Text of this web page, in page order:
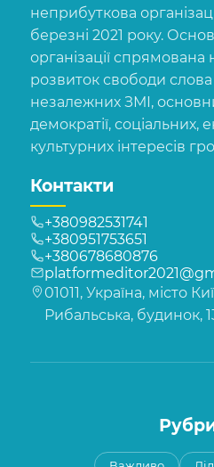
неприбуткова
березні 2021 року.
організації спрямована
розвиток свободи слова
незалежних ЗМІ,
демократії, соціальних,
культурних інтересів
Контакти
+380982531741
+380951753651
+380678680876
01011, Україна, місто
Рибальська, будинок,